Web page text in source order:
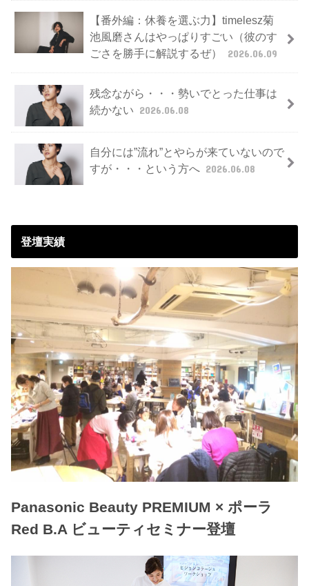
【番外編：休養を選ぶ力】timelesz菊
池風磨さんはやっぱりすごい（彼のす
ごさを勝手に解説するぜ）
2026.06.09
残念ながら・・・勢いでとった仕事は
続かない 2026.06.08
自分には”流れ”とやらが来ていないので
すが・・・という方へ 2026.06.08
登壇実績
Panasonic Beauty PREMIUM × ポーラ
Red B.A ビューティセミナー登壇